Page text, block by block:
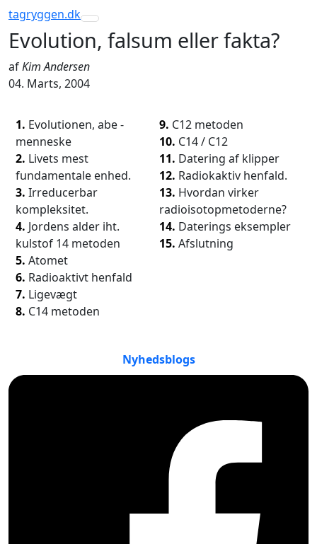
tagryggen.dk
Toggle navigation
Evolution, falsum eller fakta?
afKim Andersen
04. Marts, 2004
1. Evolutionen, abe -
menneske
2. Livets mest
fundamentale enhed.
3. Irreducerbar
kompleksitet.
4. Jordens alder iht.
kulstof 14 metoden
5. Atomet
6. Radioaktivt henfald
7. Ligevægt
8. C14 metoden
9. C12 metoden
10. C14 / C12
11. Datering af klipper
12. Radiokaktiv henfald.
13. Hvordan virker
radioisotopmetoderne?
14. Daterings eksempler
15. Afslutning
Nyhedsblogs